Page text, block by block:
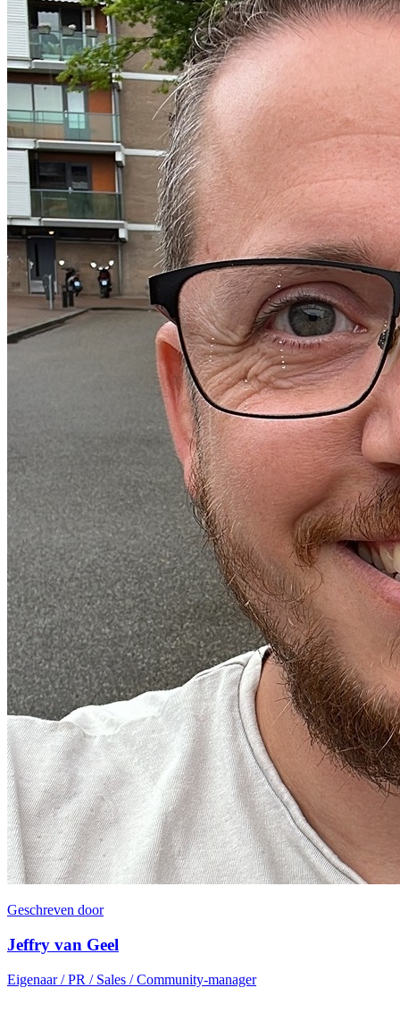
Geschreven door
Jeffry van Geel
Eigenaar / PR / Sales / Community-manager